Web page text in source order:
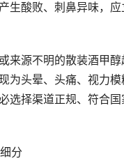
生酸败、刺鼻异味，应
来源不明的散装酒甲
为头晕、头痛、视力
选择渠道正规、符合
分